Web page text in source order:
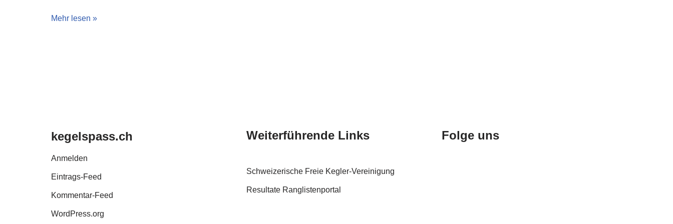
Mehr lesen »
kegelspass.ch
Anmelden
Eintrags-Feed
Kommentar-Feed
WordPress.org
Weiterführende Links
Schweizerische Freie Kegler-Vereinigung
Resultate Ranglistenportal
Folge uns